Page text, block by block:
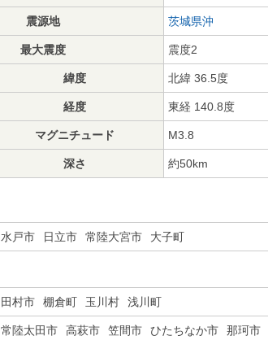
震源地 茨城県沖
最大震度 震度2
緯度 北緯 36.5度
経度 東経 140.8度
マグニチュード M3.8
深さ 約50km
水戸市 日立市 常陸大宮市 大子町
田村市 棚倉町 玉川村 浅川町
常陸太田市 高萩市 笠間市 ひたちなか市 那珂市